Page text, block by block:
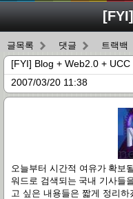
글목록 댓글 트랙백
[FYI] Blog + Web2.0 + UCC
2007/03/20 11:38
오늘부터 시간적 여유가 확보
워드로 검색되는 국내 기사들
고 싶은 내용들은 짧게 정리